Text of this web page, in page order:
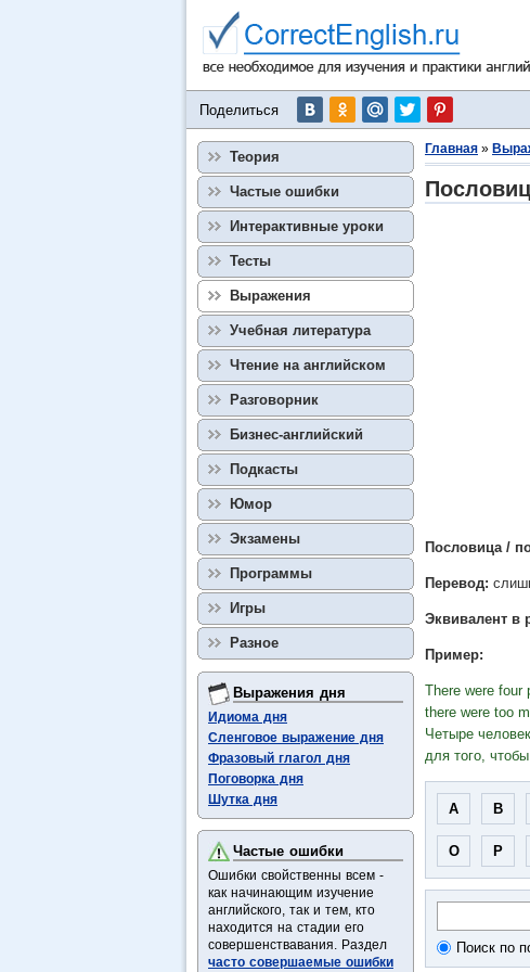
Поделиться
Главная »
Пословица /
Перевод:
Эквивалент в
Пример:
There were four
there were too
Четыре
для того,
A B
O P
Поиск по
Теория
Частые ошибки
Интерактивные уроки
Тесты
Выражения
Учебная литература
Чтение на английском
Разговорник
Бизнес-английский
Подкасты
Юмор
Экзамены
Программы
Игры
Разное
Выражения дня
Идиома дня
Сленговое выражение дня
Фразовый глагол дня
Поговорка дня
Шутка дня
Частые ошибки
Ошибки свойственны всем -
как начинающим изучение
английского, так и тем, кто
находится на стадии его
совершенствавания. Раздел
часто совершаемые ошибки